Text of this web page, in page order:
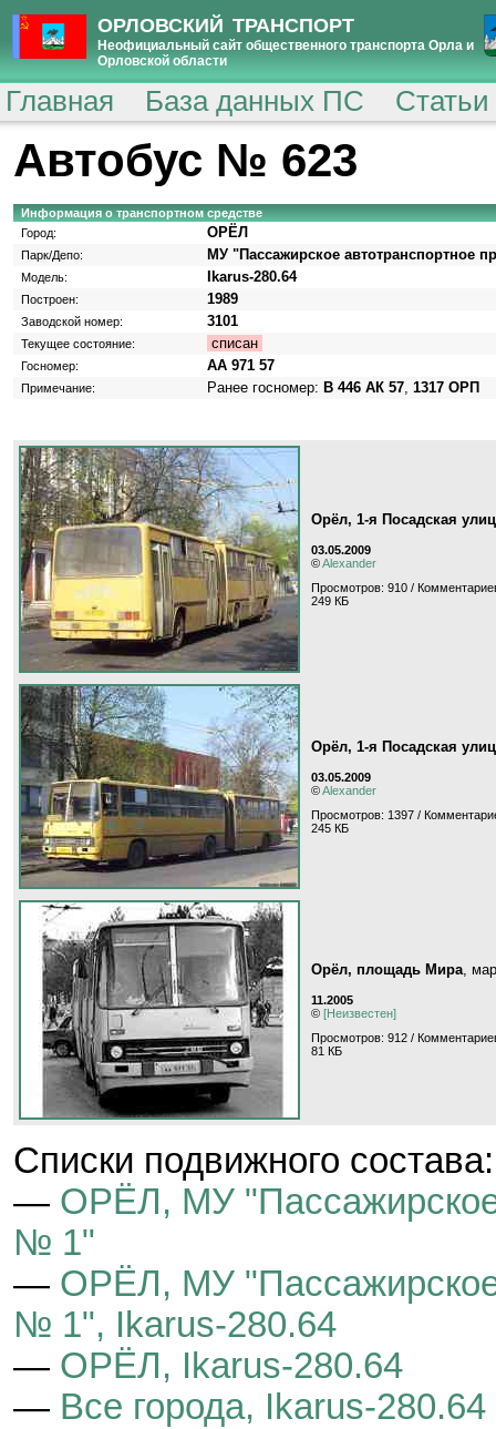
ОРЛОВСКИЙ ТРАНСПОРТ
Неофициальный сайт общественного транспорта Орла и
Орловской области
Главная База данных ПС
Автобус № 623
Информация о транспортном средстве
Город:
ОРЁЛ
Парк/Депо: МУ "Пассажирское автотранспортное
Модель: Ikarus-280.64
Построен: 1989
Заводской номер: 3101
Текущее состояние: списан
Госномер: АА 971 57
Примечание: Ранее госномер: В 446 АК 57, 1317 ОРП
Орёл, 1-я Посадская
03.05.2009
©Alexander
Просмотров: 910 /
249 КБ
Орёл, 1-я Посадская
03.05.2009
©Alexander
Просмотров: 1397 /
245 КБ
Орёл, площадь Мира,
11.2005
© [Неизвестен]
Просмотров: 912 /
81 КБ
Cписки подвижного состава:
— ОРЁЛ, МУ "Пассажирское
№ 1"
— ОРЁЛ, МУ "Пассажирское
№ 1", Ikarus-280.64
— ОРЁЛ, Ikarus-280.64
— Все города, Ikarus-280.64